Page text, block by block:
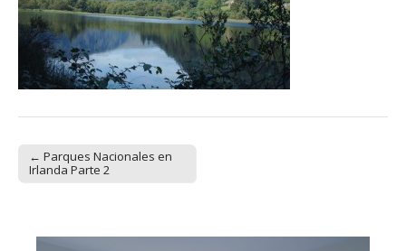
Post navigation
← Parques Nacionales en
Irlanda Parte 2